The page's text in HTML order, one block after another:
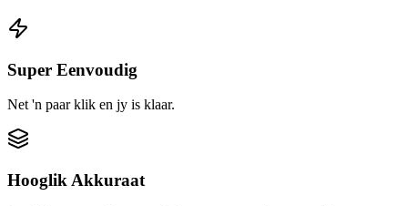
Super Eenvoudig
Net 'n paar klik en jy is klaar.
Hooglik Akkuraat